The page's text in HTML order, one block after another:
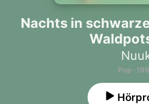
Nachts in
Pop ·